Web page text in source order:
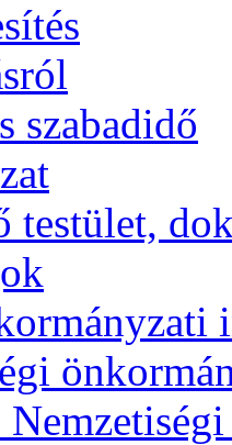
szabadidő
testület,